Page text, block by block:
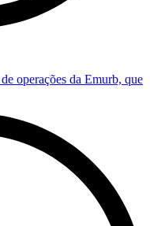
operações da Emurb, que